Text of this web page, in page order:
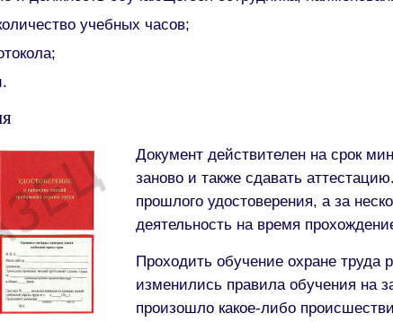
учебных часов;
Документ действителен на срок
заново и также сдавать
прошлого удостоверения, а за
деятельность на время
Проходить обучение охране
изменились правила обучения на
произошло какое-либо